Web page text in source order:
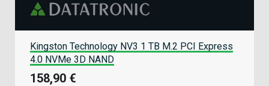
Kingston Technology NV3 1 TB M.2 PCI Express
4.0 NVMe 3D NAND
158,90 €